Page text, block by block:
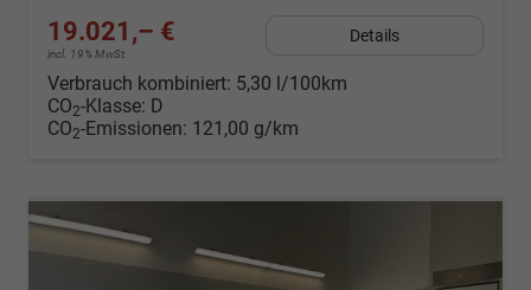
19.021,– €
incl. 19% MwSt.
Details
Verbrauch kombiniert: 5,30 l/100km
CO2-Klasse: D
CO2-Emissionen: 121,00 g/km